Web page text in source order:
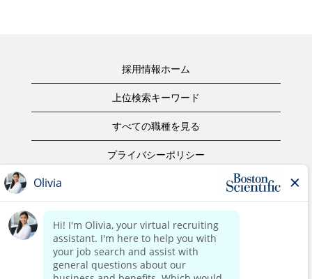
採用情報ホーム
上位検索キーワード
すべての職種を見る
プライバシーポリシー
著作権表示
お問合せ
ボストン・サイエンティフィックウェブサイトホーム